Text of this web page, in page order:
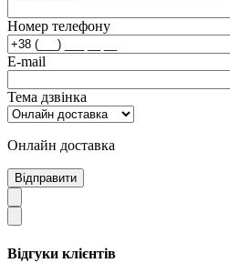
Номер телефону
E-mail
Тема дзвінка
Онлайн доставка
Відправити
Відгуки клієнтів